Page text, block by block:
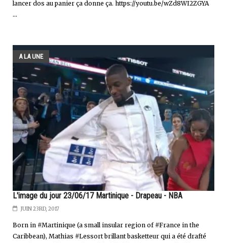
lancer dos au panier ça donne ça. https://youtu.be/wZd8WI2ZGYA
...
A LA UNE
L'image du jour 23/06/17 Martinique - Drapeau - NBA
JUIN 23RD, 2017
Born in #Martinique (a small insular region of #France in the
Caribbean), Mathias #Lessort brillant basketteur qui a été drafté